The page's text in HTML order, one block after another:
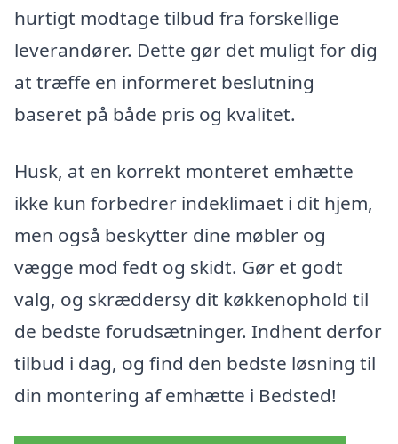
hurtigt modtage tilbud fra forskellige
leverandører. Dette gør det muligt for dig
at træffe en informeret beslutning
baseret på både pris og kvalitet.
Husk, at en korrekt monteret emhætte
ikke kun forbedrer indeklimaet i dit hjem,
men også beskytter dine møbler og
vægge mod fedt og skidt. Gør et godt
valg, og skræddersy dit køkkenophold til
de bedste forudsætninger. Indhent derfor
tilbud i dag, og find den bedste løsning til
din montering af emhætte i Bedsted!